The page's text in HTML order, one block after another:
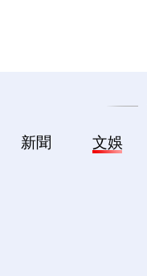
新聞 文娛